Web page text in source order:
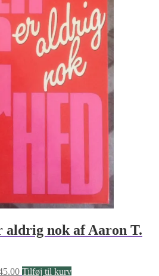
nok af Aaron T.
Den
Tilføj til kurv